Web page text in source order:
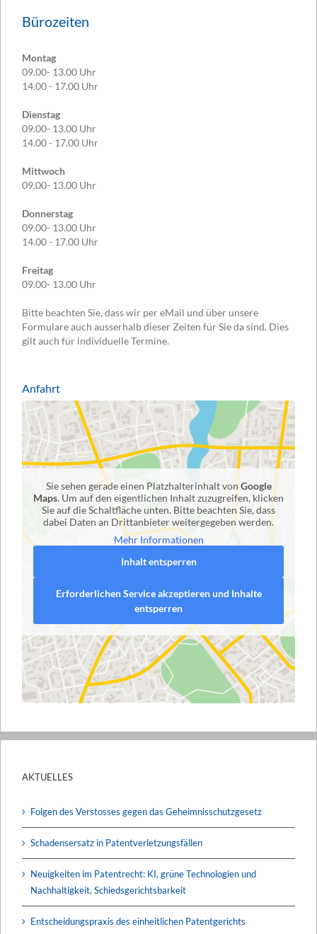
Bürozeiten
Montag
09.00- 13.00 Uhr
14.00 - 17.00 Uhr
Dienstag
09.00- 13.00 Uhr
14.00 - 17.00 Uhr
Mittwoch
09.00- 13.00 Uhr
Donnerstag
09.00- 13.00 Uhr
14.00 - 17.00 Uhr
Freitag
09.00- 13.00 Uhr
Bitte beachten Sie, dass wir per eMail und über unsere
Formulare auch ausserhalb dieser Zeiten für Sie da sind. Dies
gilt auch für individuelle Termine.
Anfahrt
Sie sehen gerade einen Platzhalterinhalt von Google
Maps. Um auf den eigentlichen Inhalt zuzugreifen, klicken
Sie auf die Schaltfläche unten. Bitte beachten Sie, dass
dabei Daten an Drittanbieter weitergegeben werden.
Mehr Informationen
Inhalt entsperren
Erforderlichen Service akzeptieren und Inhalte
entsperren
AKTUELLES
Folgen des Verstosses gegen das Geheimnisschutzgesetz
Schadensersatz in Patentverletzungsfällen
Neuigkeiten im Patentrecht: KI, grüne Technologien und
Nachhaltigkeit, Schiedsgerichtsbarkeit
Entscheidungspraxis des einheitlichen Patentgerichts